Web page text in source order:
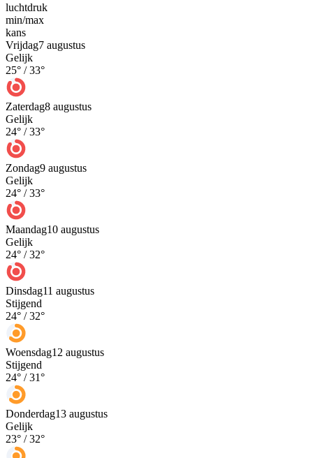
luchtdruk
min/max
kans
Vrijdag7 augustus
Gelijk
25° /33°
Zaterdag8 augustus
Gelijk
24° /33°
Zondag9 augustus
Gelijk
24° /33°
Maandag10 augustus
Gelijk
24° /32°
Dinsdag11 augustus
Stijgend
24° /32°
Woensdag12 augustus
Stijgend
24° /31°
Donderdag13 augustus
Gelijk
23° /32°